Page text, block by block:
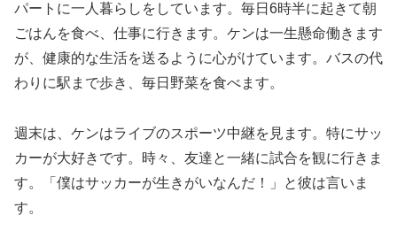
パートに一人暮らしをしています。毎日6時半に起きて朝
ごはんを食べ、仕事に行きます。ケンは一生懸命働きます
が、健康的な生活を送るように心がけています。バスの代
わりに駅まで歩き、毎日野菜を食べます。
週末は、ケンはライブのスポーツ中継を見ます。特にサッ
カーが大好きです。時々、友達と一緒に試合を観に行きま
す。「僕はサッカーが生きがいなんだ！」と彼は言いま
す。